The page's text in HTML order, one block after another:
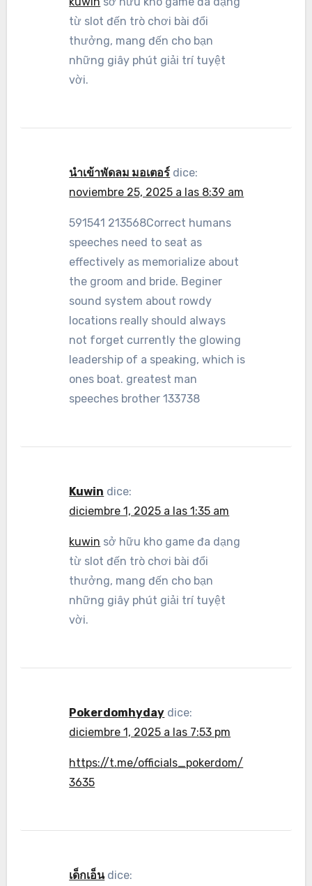
từ slot đến trò chơi bài đổi
thưởng, mang đến cho bạn
những giây phút giải trí tuyệt
vời.
นำเข้าพัดลม มอเตอร์ dice:
noviembre 25, 2025 a las 8:39 am
591541 213568Correct humans
speeches need to seat as
effectively as memorialize about
the groom and bride. Beginer
sound system about rowdy
locations really should always
not forget currently the glowing
leadership of a speaking, which is
ones boat. greatest man
speeches brother 133738
Kuwin dice:
diciembre 1, 2025 a las 1:35 am
kuwin sở hữu kho game đa dạng
từ slot đến trò chơi bài đổi
thưởng, mang đến cho bạn
những giây phút giải trí tuyệt
vời.
Pokerdomhyday dice:
diciembre 1, 2025 a las 7:53 pm
https://t.me/officials_pokerdom/
3635
เด็กเอ็น dice: